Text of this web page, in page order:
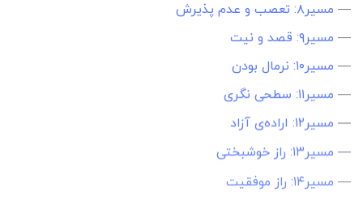
— مسیر۸: تعصب و عدم پذیرش
— مسیر۹: قصد و نیت
— مسیر۱۰: نرمال بودن
— مسیر۱۱: سطحی نگری
— مسیر۱۲: اراده‌ی آزاد
— مسیر۱۳: راز خوشبختی
— مسیر۱۴: راز موفقیت